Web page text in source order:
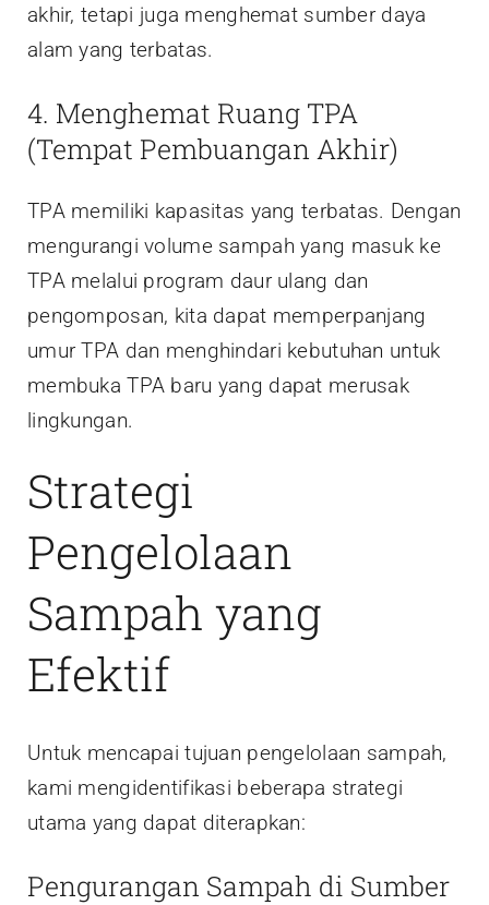
akhir, tetapi juga menghemat sumber daya
alam yang terbatas.
4. Menghemat Ruang TPA
(Tempat Pembuangan Akhir)
TPA memiliki kapasitas yang terbatas. Dengan
mengurangi volume sampah yang masuk ke
TPA melalui program daur ulang dan
pengomposan, kita dapat memperpanjang
umur TPA dan menghindari kebutuhan untuk
membuka TPA baru yang dapat merusak
lingkungan.
Strategi
Pengelolaan
Sampah yang
Efektif
Untuk mencapai tujuan pengelolaan sampah,
kami mengidentifikasi beberapa strategi
utama yang dapat diterapkan:
Pengurangan Sampah di Sumber